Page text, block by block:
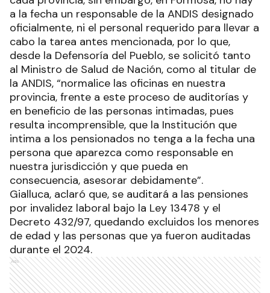
a la fecha un responsable de la ANDIS designado
oficialmente, ni el personal requerido para llevar a
cabo la tarea antes mencionada, por lo que,
desde la Defensoría del Pueblo, se solicitó tanto
al Ministro de Salud de Nación, como al titular de
la ANDIS, “normalice las oficinas en nuestra
provincia, frente a este proceso de auditorías y
en beneficio de las personas intimadas, pues
resulta incomprensible, que la Institución que
intima a los pensionados no tenga a la fecha una
persona que aparezca como responsable en
nuestra jurisdicción y que pueda en
consecuencia, asesorar debidamente”.
Gialluca, aclaró que, se auditará a las pensiones
por invalidez laboral bajo la Ley 13478 y el
Decreto 432/97, quedando excluidos los menores
de edad y las personas que ya fueron auditadas
durante el 2024.
Ads